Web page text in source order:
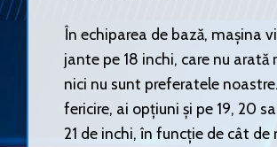
În echiparea de bază, mașina
jante pe 18 inchi, care nu arată
nici nu sunt preferatele
fericire, ai opțiuni și pe 19, 20
21 de inchi, în funcție de cât de